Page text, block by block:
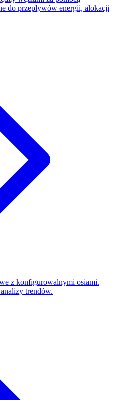
do przepływów energii, alokacji
z konfigurowalnymi osiami.
trendów.